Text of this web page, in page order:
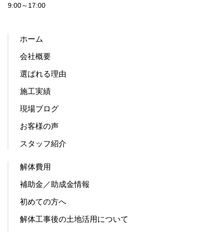
9:00～17:00
ホーム
会社概要
選ばれる理由
施工実績
現場ブログ
お客様の声
スタッフ紹介
解体費用
補助金／助成金情報
初めての方へ
解体工事後の土地活用について